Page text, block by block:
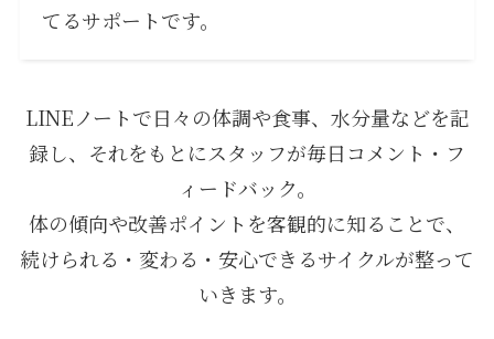
てるサポートです。
LINEノートで日々の体調や食事、水分量などを記
録し、それをもとにスタッフが毎日コメント・フ
ィードバック。
体の傾向や改善ポイントを客観的に知ることで、
続けられる・変わる・安心できるサイクルが整って
いきます。